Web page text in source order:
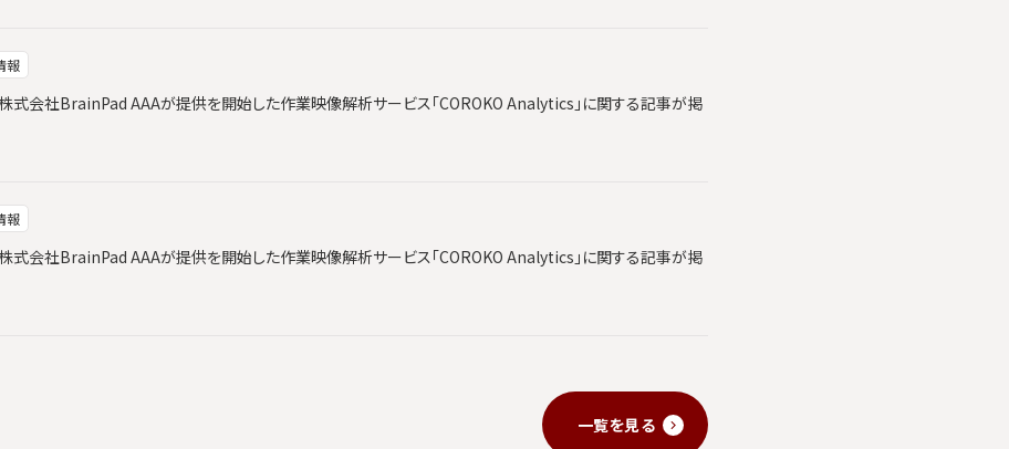
報
株式会社BrainPad AAAが提供を開始した作業映像解析サービス「COROKO Analytics」に関する記事が掲
報
株式会社BrainPad AAAが提供を開始した作業映像解析サービス「COROKO Analytics」に関する記事が掲
一覧を見る